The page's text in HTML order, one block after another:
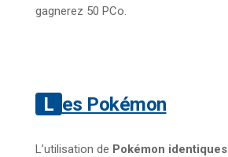
gagnerez 50 PCo.
Les Pokémon
L’utilisation de Pokémon identiques